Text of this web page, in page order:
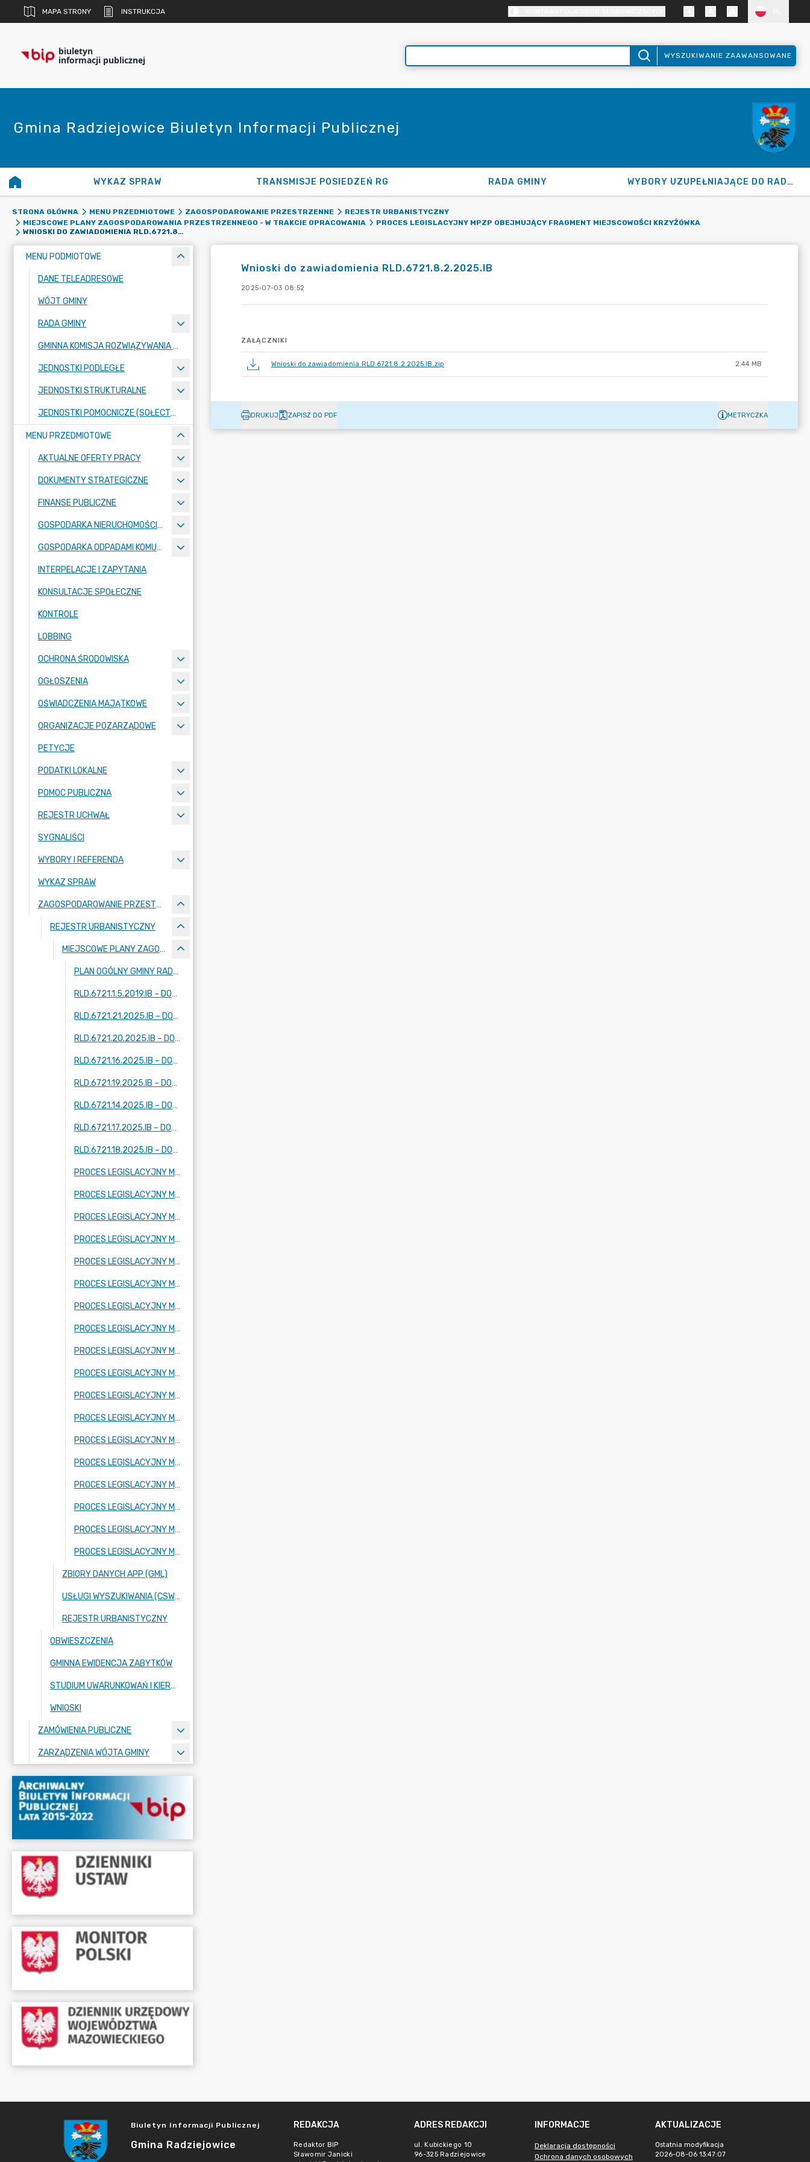
MAPA STRONY INSTRUKCJA
biuletyn
informacji publicznej WYSZUKIWANIE ZAAWANSOWANE
Gmina Radziejowice Biuletyn Informacji Publicznej
WYKAZ SPRAW TRANSMISJE POSIEDZEŃ RG RADA GMINY WYBORY UZUPEŁNIAJĄCE DO RADY GMINY 2026
STRONA GŁÓWNA MENU PRZEDMIOTOWE ZAGOSPODAROWANIE PRZESTRZENNE
REJESTR URBANISTYCZNY
MIEJSCOWE PLANY ZAGOSPODAROWANIA PRZESTRZENNEGO - W TRAKCIE OPRACOWANIA
PROCES LEGISLACYJNY MPZP OBEJMUJĄCY FRAGMENT MIEJSCOWOŚCI KRZYŻÓWKA
WNIOSKI DO ZAWIADOMIENIA RLD.6721.8.2.2025.IB
MENU PODMIOTOWE
DANE TELEADRESOWE
WÓJT GMINY
RADA GMINY
GMINNA KOMISJA ROZWIĄZYWANIA PROBLEMÓW ALKOHOLOWYCH
JEDNOSTKI PODLEGŁE
JEDNOSTKI STRUKTURALNE
JEDNOSTKI POMOCNICZE (SOŁECTWA)
MENU PRZEDMIOTOWE
AKTUALNE OFERTY PRACY
DOKUMENTY STRATEGICZNE
FINANSE PUBLICZNE
GOSPODARKA NIERUCHOMOŚCIAMI
GOSPODARKA ODPADAMI KOMUNALNYMI
INTERPELACJE I ZAPYTANIA
KONSULTACJE SPOŁECZNE
KONTROLE
LOBBING
OCHRONA ŚRODOWISKA
OGŁOSZENIA
OŚWIADCZENIA MAJĄTKOWE
ORGANIZACJE POZARZĄDOWE
PETYCJE
PODATKI LOKALNE
POMOC PUBLICZNA
REJESTR UCHWAŁ
SYGNALIŚCI
WYBORY I REFERENDA
WYKAZ SPRAW
ZAGOSPODAROWANIE PRZESTRZENNE
REJESTR URBANISTYCZNY
MIEJSCOWE PLANY ZAGOSPODAROWANIA PRZESTRZENNEGO - W TRAKCIE OPRACOWANIA
PLAN OGÓLNY GMINY RADZIEJOWICE
RLD.6721.1.5.2019.IB – DOTYCZY FRAGMENTÓW MIEJSCOWOŚCI: KRZE DUŻE, ADAMÓW-PARCEL, RADZIEJOWICE
RLD.6721.21.2025.IB – DOTYCZY FRAGMENTU MIEJSCOWOŚCI: ZAZDROŚĆ
RLD.6721.20.2025.IB – DOTYCZY FRAGMENTU MIEJSCOWOŚCI: RADZIEJOWICE
RLD.6721.16.2025.IB – DOTYCZY DWÓCH FRAGMENTÓW MIEJSCOWOŚCI: KUKLÓWKA ZARZECZNA
RLD.6721.19.2025.IB – DOTYCZY DWÓCH FRAGMENTÓW MIEJSCOWOŚCI: KUKLÓWKA ZARZECZNA
RLD.6721.14.2025.IB – DOTYCZY FRAGMENTU MIEJSCOWOŚCI: TARTAK BRZÓZKI, KORYTÓW (I I II) ZBOISKA, KAMIONKA
RLD.6721.17.2025.IB – DOTYCZY FRAGMENTU MIEJSCOWOŚCI: ADAMÓW -WIEŚ, KUKLÓWKA ZARZECZNA I KRZE DUŻE
RLD.6721.18.2025.IB – DOTYCZY FRAGMENTU MIEJSCOWOŚCI KUKLÓWKA ZARZECZNA.
PROCES LEGISLACYJNY MPZP OBEJMUJĄCY FRAGMENT MIEJSCOWOŚCI RADZIEJOWICE PARCEL
PROCES LEGISLACYJNY MPZP OBEJMUJĄCY FRAGMENT MIEJSCOWOŚCI BUDY MSZCZONOWSKIE
PROCES LEGISLACYJNY MPZP OBEJMUJĄCY FRAGMENT MIEJSCOWOŚCI KRZE DUŻE
PROCES LEGISLACYJNY MPZP OBEJMUJĄCY FRAGMENT MIEJSCOWOŚCI RADZIEJOWICE, FRAGMENTY MIEJSCOWOŚCI RADZIEJOWICE-PARCEL ORAZ FRAGMENTY MIEJSCOWOŚCI ZBOISKA
PROCES LEGISLACYJNY MPZP OBEJMUJĄCY FRAGMENT MIEJSCOWOŚCI SŁABOMIERZ, FRAGMENT MIEJSCOWOŚCI BUDY MSZCZONOWSKIE, FRAGMENT MIEJSCOWOŚCI KRZYŻÓWKA ORAZ FRAGMENT MIEJSCOWOŚCI ZAZDROŚĆ
PROCES LEGISLACYJNY MPZP OBEJMUJĄCY FRAGMENT MIEJSCOWOŚCI KRZE DUŻE
PROCES LEGISLACYJNY MPZP OBEJMUJĄCY FRAGMENT MIEJSCOWOŚCI ADAMÓW-WIEŚ ORAZ FRAGMENT MIEJSCOWOŚCI KUKLÓWKA RADZIEJOWICKA
PROCES LEGISLACYJNY MPZP OBEJMUJĄCY FRAGMENT MIEJSCOWOŚCI CHROBOTY
PROCES LEGISLACYJNY MPZP OBEJMUJĄCY FRAGMENT MIEJSCOWOŚCI KORYTÓW
PROCES LEGISLACYJNY MPZP OBEJMUJĄCY FRAGMENT MIEJSCOWOŚCI ADAMÓW-PARCEL ORAZ FRAGMENT MIEJSCOWOŚCI BUDY JÓZEFOWSKIE
PROCES LEGISLACYJNY MPZP OBEJMUJĄCY FRAGMENT MIEJSCOWOŚCI RADZIEJOWICE
PROCES LEGISLACYJNY MPZP OBEJMUJĄCY FRAGMENT MIEJSCOWOŚCI KRZYŻÓWKA
PROCES LEGISLACYJNY MPZP OBEJMUJĄCY FRAGMENT MIEJSCOWOŚCI BENENARD
PROCES LEGISLACYJNY MPZP OBEJMUJĄCY FRAGMENT MIEJSCOWOŚCI KORYTÓW A
PROCES LEGISLACYJNY MPZP OBEJMUJĄCY FRAGMENT MIEJSCOWOŚCI FRAGMENT MIEJSCOWOŚCI KURANÓW
PROCES LEGISLACYJNY MPZP OBEJMUJĄCY FRAGMENT MIEJSCOWOŚCI NOWE BUDY ORAZ FRAGMENT MIEJSCOWOŚCI BUDY JÓZEFOWSKIE
PROCES LEGISLACYJNY MPZP OBEJMUJĄCY FRAGMENTY MIEJSCOWOŚCI: KUKLÓWKA ZARZECZNA ORAZ BUDY JÓZEFOWSKIE
PROCES LEGISLACYJNY MPZP OBEJMUJĄCY FRAGMENT MIEJSCOWOŚCI NOWE BUDY
ZBIORY DANYCH APP (GML)
USŁUGI WYSZUKIWANIA (CSW), PRZEGLĄDANIA (WMS) ORAZ POBIERANIA (WFS),
REJESTR URBANISTYCZNY
OBWIESZCZENIA
GMINNA EWIDENCJA ZABYTKÓW
STUDIUM UWARUNKOWAŃ I KIERUNKÓW ZAGOSPODAROWANIA PRZESTRZENNEGO
WNIOSKI
ZAMÓWIENIA PUBLICZNE
ZARZĄDZENIA WÓJTA GMINY
Wnioski do zawiadomienia RLD.6721.8.2.2025.IB
2025-07-03 08:52
ZAŁĄCZNIKI
Wnioski do zawiadomienia RLD.6721.8.2.2025.IB.zip 2.44 MB
DRUKUJ ZAPISZ DO PDF METRYCZKA
Biuletyn Informacji Publicznej
Gmina Radziejowice
REDAKCJA
Redaktor BIP
Sławomir Janicki
ADRES REDAKCJI
ul. Kubickiego 10
96-325 Radziejowice
INFORMACJE
Deklaracja dostępności
Ochrona danych osobowych
AKTUALIZACJE
Ostatnia modyfikacja
2026-08-06 13:47:07